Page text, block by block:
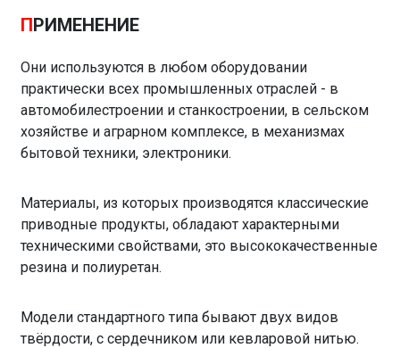
ПРИМЕНЕНИЕ
Они используются в любом оборудовании
практически всех промышленных отраслей - в
автомобилестроении и станкостроении, в сельском
хозяйстве и аграрном комплексе, в механизмах
бытовой техники, электроники.
Материалы, из которых производятся классические
приводные продукты, обладают характерными
техническими свойствами, это высококачественные
резина и полиуретан.
Модели стандартного типа бывают двух видов
твёрдости, с сердечником или кевларовой нитью.